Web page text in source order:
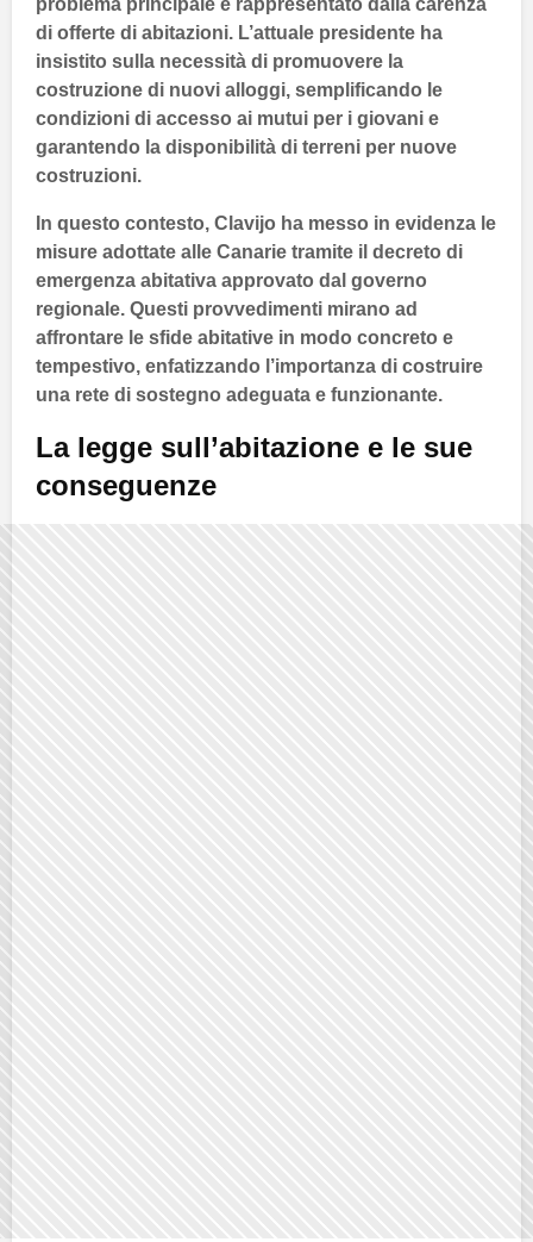
problema principale è rappresentato dalla carenza
di offerte di abitazioni. L’attuale presidente ha
insistito sulla necessità di promuovere la
costruzione di nuovi alloggi, semplificando le
condizioni di accesso ai mutui per i giovani e
garantendo la disponibilità di terreni per nuove
costruzioni.
In questo contesto, Clavijo ha messo in evidenza le
misure adottate alle Canarie tramite il decreto di
emergenza abitativa approvato dal governo
regionale. Questi provvedimenti mirano ad
affrontare le sfide abitative in modo concreto e
tempestivo, enfatizzando l’importanza di costruire
una rete di sostegno adeguata e funzionante.
La legge sull’abitazione e le sue
conseguenze